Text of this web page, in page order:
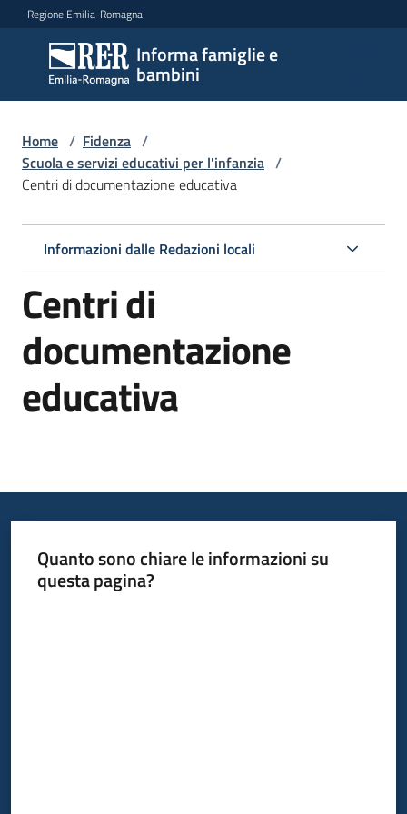
Vai al contenuto
Vai alla navigazione
Vai al footer
Regione Emilia-Romagna
Informa famiglie e
bambini
Informa
famiglie
e
bambini
Centri
per
famiglie
locali
Home / Fidenza /
Scuola e servizi educativi per l'infanzia /
Centri di documentazione educativa
Informazioni dalle Redazioni locali
Centri di
documentazione
educativa
Quanto sono chiare le informazioni su
questa pagina?